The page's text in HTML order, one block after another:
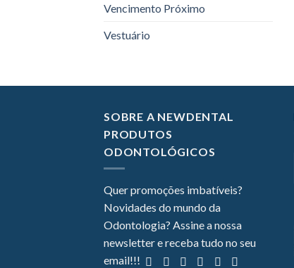
Vencimento Próximo
Vestuário
SOBRE A NEWDENTAL
PRODUTOS
ODONTOLÓGICOS
Quer promoções imbatíveis?
Novidades do mundo da
Odontologia? Assine a nossa
newsletter e receba tudo no seu
email!!!